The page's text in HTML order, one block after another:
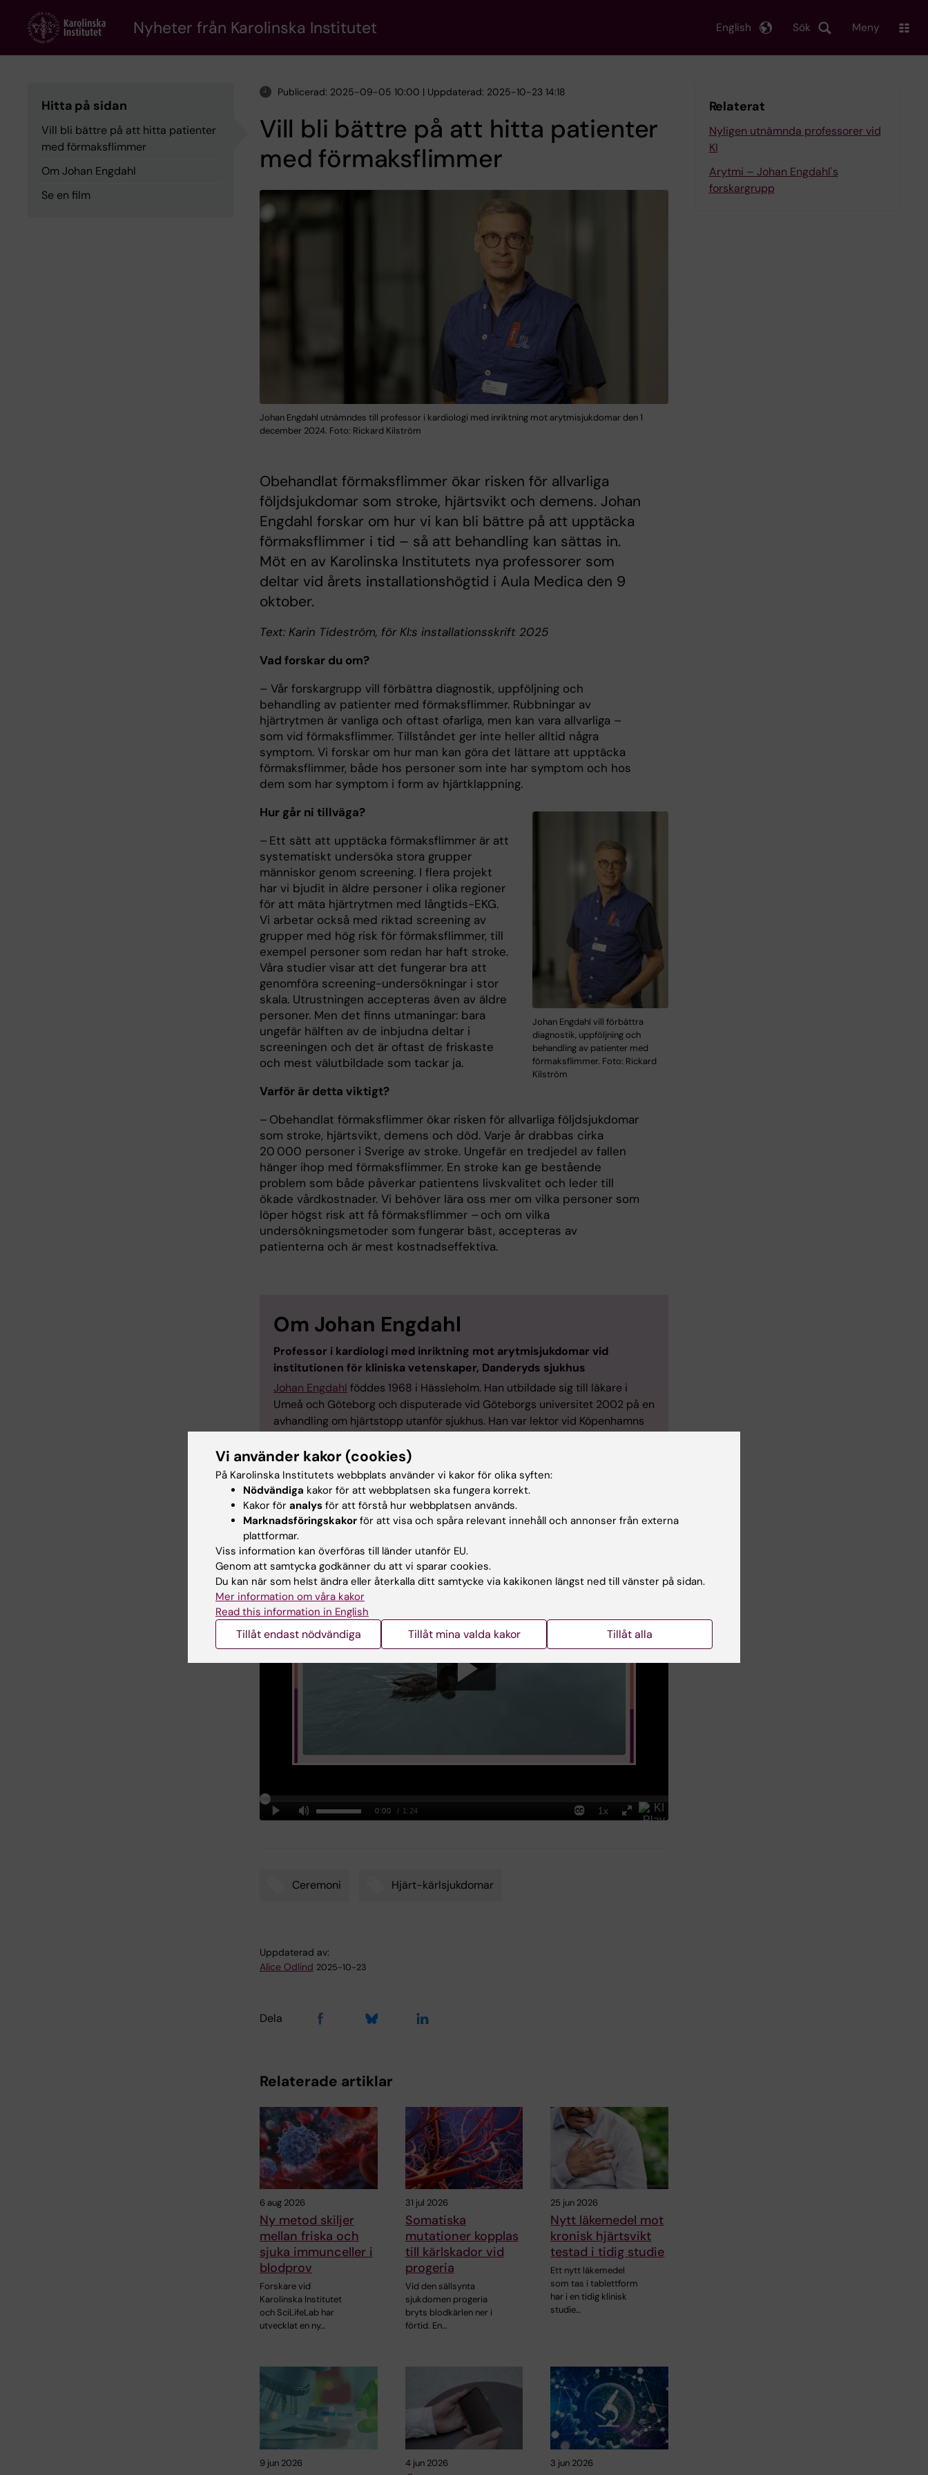
content
Nyheter från Karolinska Institutet Sök
English Meny
Hitta på sidan
Vill bli bättre på att hitta patienter
med förmaksflimmer
Om Johan Engdahl
Se en film
Publicerad: 2025-09-05 10:00 | Uppdaterad: 2025-10-23 14:18
Vill bli bättre på att hitta patienter
med förmaksflimmer
Johan Engdahl utnämndes till professor i kardiologi med inriktning mot arytmisjukdomar den 1
december 2024. Foto: Rickard Kilström
Obehandlat förmaksflimmer ökar risken för allvarliga
följdsjukdomar som stroke, hjärtsvikt och demens. Johan
Engdahl forskar om hur vi kan bli bättre på att upptäcka
förmaksflimmer i tid – så att behandling kan sättas in.
Möt en av Karolinska Institutets nya professorer som
deltar vid årets installationshögtid i Aula Medica den 9
oktober.
Text: Karin Tideström, för KI:s installationsskrift 2025
Vad forskar du om?
– Vår forskargrupp vill förbättra diagnostik, uppföljning och
behandling av patienter med förmaksflimmer. Rubbningar av
hjärtrytmen är vanliga och oftast ofarliga, men kan vara allvarliga –
som vid förmaksflimmer. Tillståndet ger inte heller alltid några
symptom. Vi forskar om hur man kan göra det lättare att upptäcka
förmaksflimmer, både hos personer som inte har symptom och hos
dem som har symptom i form av hjärtklappning.
Johan Engdahl vill förbättra
diagnostik, uppföljning och
behandling av patienter med
förmaksflimmer. Foto: Rickard
Kilström
Hur går ni tillväga?
– Ett sätt att upptäcka förmaksflimmer är att
systematiskt undersöka stora grupper
människor genom screening. I flera projekt
har vi bjudit in äldre personer i olika regioner
för att mäta hjärtrytmen med långtids-EKG.
Vi arbetar också med riktad screening av
grupper med hög risk för förmaksflimmer, till
exempel personer som redan har haft stroke.
Våra studier visar att det fungerar bra att
genomföra screening-undersökningar i stor
skala. Utrustningen accepteras även av äldre
personer. Men det finns utmaningar: bara
ungefär hälften av de inbjudna deltar i
screeningen och det är oftast de friskaste
och mest välutbildade som tackar ja.
Varför är detta viktigt?
– Obehandlat förmaksflimmer ökar risken för allvarliga följdsjukdomar
som stroke, hjärtsvikt, demens och död. Varje år drabbas cirka
20 000 personer i Sverige av stroke. Ungefär en tredjedel av fallen
hänger ihop med förmaksflimmer. En stroke kan ge bestående
problem som både påverkar patientens livskvalitet och leder till
ökade vårdkostnader. Vi behöver lära oss mer om vilka personer som
löper högst risk att få förmaksflimmer – och om vilka
undersökningsmetoder som fungerar bäst, accepteras av
patienterna och är mest kostnadseffektiva.
Om Johan Engdahl
Professor i kardiologi med inriktning mot arytmisjukdomar vid
institutionen för kliniska vetenskaper, Danderyds sjukhus
Johan Engdahl föddes 1968 i Hässleholm. Han utbildade sig till läkare i
Umeå och Göteborg och disputerade vid Göteborgs universitet 2002 på en
avhandling om hjärtstopp utanför sjukhus. Han var lektor vid Köpenhamns
Danderyds sjukhus och sedan 2017 lektor vid Karolinska Institutet. Johan
Engdahl utnämndes till professor vid Karolinska Institutet den 1 december
2024.
Se en film
Ceremoni Hjärt-kärlsjukdomar
Uppdaterad av:
Alice Odlind 2025-10-23
Dela
Relaterade artiklar
6 aug 2026
Ny metod skiljer
mellan friska och
sjuka immunceller i
blodprov
Forskare vid
Karolinska Institutet
och SciLifeLab har
utvecklat en ny…
31 jul 2026
Somatiska
mutationer kopplas
till kärlskador vid
progeria
Vid den sällsynta
sjukdomen progeria
bryts blodkärlen ner i
förtid. En…
25 jun 2026
Nytt läkemedel mot
kronisk hjärtsvikt
testad i tidig studie
Ett nytt läkemedel
som tas i tablettform
har i en tidig klinisk
studie…
9 jun 2026 4 jun 2026 3 jun 2026
Relaterat
Nyligen utnämnda professorer vid
KI
Arytmi – Johan Engdahl's
forskargrupp
Vi använder kakor (cookies)
På Karolinska Institutets webbplats använder vi kakor för olika syften:
Nödvändiga kakor för att webbplatsen ska fungera korrekt.
Kakor för analys för att förstå hur webbplatsen används.
Marknadsföringskakor för att visa och spåra relevant innehåll och annonser från externa
plattformar.
Viss information kan överföras till länder utanför EU.
Genom att samtycka godkänner du att vi sparar cookies.
Du kan när som helst ändra eller återkalla ditt samtycke via kakikonen längst ned till vänster på sidan.
Mer information om våra kakor
Read this information in English
Tillåt endast nödvändiga Tillåt mina valda kakor Tillåt alla